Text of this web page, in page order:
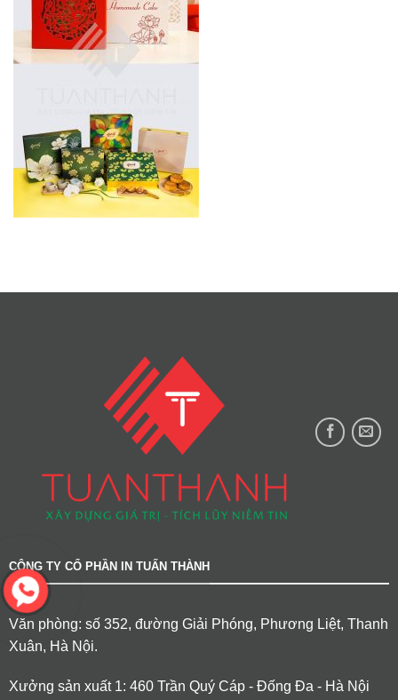
CÔNG TY CỔ PHẦN IN TUẤN THÀNH
Văn phòng: số 352, đường Giải Phóng, Phương Liệt, Thanh
Xuân, Hà Nội.
Xưởng sản xuất 1: 460 Trần Quý Cáp - Đống Đa - Hà Nội